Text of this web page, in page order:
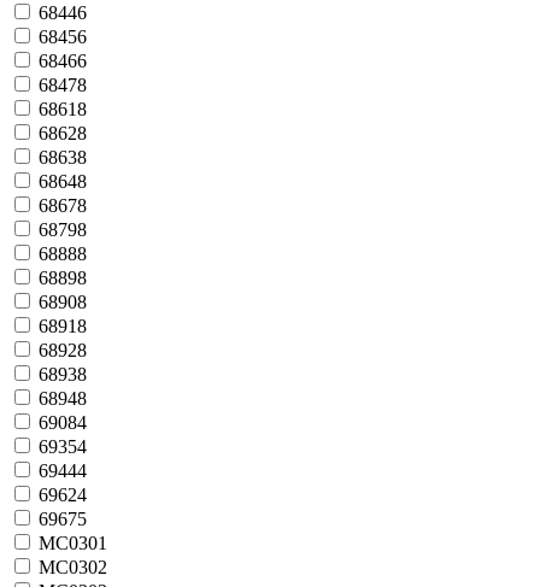
68446
68456
68466
68478
68618
68628
68638
68648
68678
68798
68888
68898
68908
68918
68928
68938
68948
69084
69354
69444
69624
69675
MC0301
MC0302